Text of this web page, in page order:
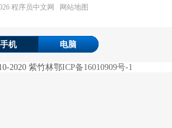
程序员中文网 网站地图
手机 电脑
2020 紫竹林鄂ICP备16010909号-1